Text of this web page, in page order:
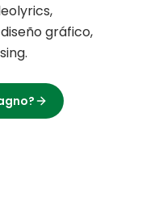
gráfico,
.
?